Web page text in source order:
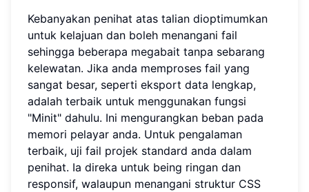
Kebanyakan penihat atas talian dioptimumkan
untuk kelajuan dan boleh menangani fail
sehingga beberapa megabait tanpa sebarang
kelewatan. Jika anda memproses fail yang
sangat besar, seperti eksport data lengkap,
adalah terbaik untuk menggunakan fungsi
"Minit" dahulu. Ini mengurangkan beban pada
memori pelayar anda. Untuk pengalaman
terbaik, uji fail projek standard anda dalam
penihat. Ia direka untuk being ringan dan
responsif, walaupun menangani struktur CSS